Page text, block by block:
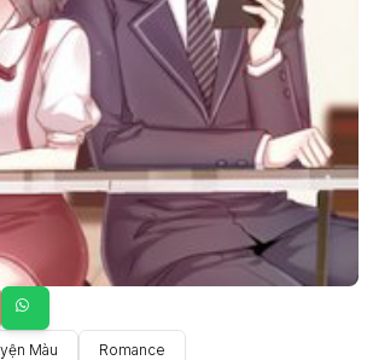
Màu Romance